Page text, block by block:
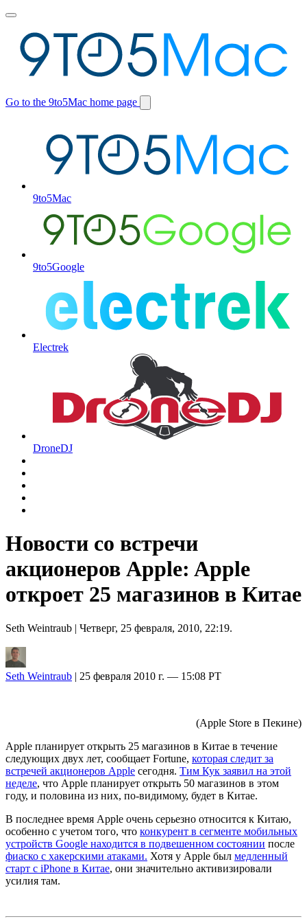
Toggle
menu
Go to the 9to5Mac home page
Switch
9to5Mac
9to5Google
Electrek
DroneDJ
Новости со встречи
акционеров Apple: Apple
откроет 25 магазинов в Китае
Seth Weintraub | Четверг, 25 февраля, 2010, 22:19.
Seth Weintraub | 25 февраля 2010 г. — 15:08 PT
(Apple Store в Пекине)
Apple планирует открыть 25 магазинов в Китае в течение
следующих двух лет, сообщает Fortune, которая следит за
встречей акционеров Apple сегодня. Тим Кук заявил на этой
неделе, что Apple планирует открыть 50 магазинов в этом
году, и половина из них, по-видимому, будет в Китае.
В последнее время Apple очень серьезно относится к Китаю,
особенно с учетом того, что конкурент в сегменте мобильных
устройств Google находится в подвешенном состоянии после
фиаско с хакерскими атаками. Хотя у Apple был медленный
старт с iPhone в Китае, они значительно активизировали
усилия там.